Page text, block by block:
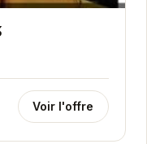
Voir l'offre